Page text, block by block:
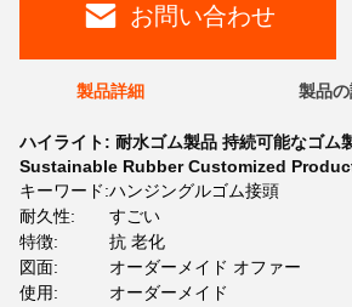
お問い合わせ
製品詳細 製品の
ハイライト: 耐水ゴム製品 持続可能なゴム
Sustainable Rubber Customized
キーワード:ハンジングルゴム接頭
耐久性:
すごい
特徴:
抗 老化
図面:
オーダーメイド オファー
使用:
オーダーメイド